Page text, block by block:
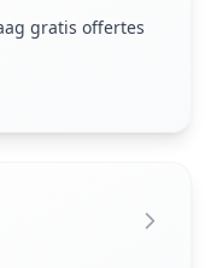
gratis offertes